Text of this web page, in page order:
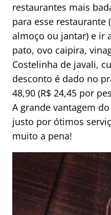
restaurantes mais
para esse
almoço ou jantar) e ir
pato, ovo caipira,
Costelinha de javali,
desconto é dado no
48,90 (R$ 24,45 por
A grande vantagem
justo por ótimos
muito a pena!